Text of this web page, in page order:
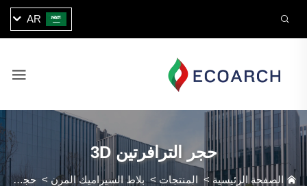
AR
حجر الترافرتين 3D
الصفحة الرئيسية > المنتجات >بلاط السيراميك المرن > حجر الترافرتين 3D